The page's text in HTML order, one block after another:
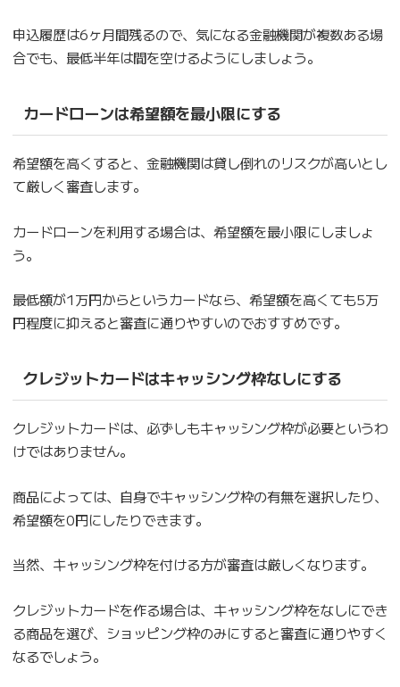
申込履歴は6ヶ月間残るので、気になる金融機関が複数ある場
合でも、最低半年は間を空けるようにしましょう。
カードローンは希望額を最小限にする
希望額を高くすると、金融機関は貸し倒れのリスクが高いとし
て厳しく審査します。
カードローンを利用する場合は、希望額を最小限にしましょ
う。
最低額が1万円からというカードなら、希望額を高くても5万
円程度に抑えると審査に通りやすいのでおすすめです。
クレジットカードはキャッシング枠なしにする
クレジットカードは、必ずしもキャッシング枠が必要というわ
けではありません。
商品によっては、自身でキャッシング枠の有無を選択したり、
希望額を0円にしたりできます。
当然、キャッシング枠を付ける方が審査は厳しくなります。
クレジットカードを作る場合は、キャッシング枠をなしにでき
る商品を選び、ショッピング枠のみにすると審査に通りやすく
なるでしょう。